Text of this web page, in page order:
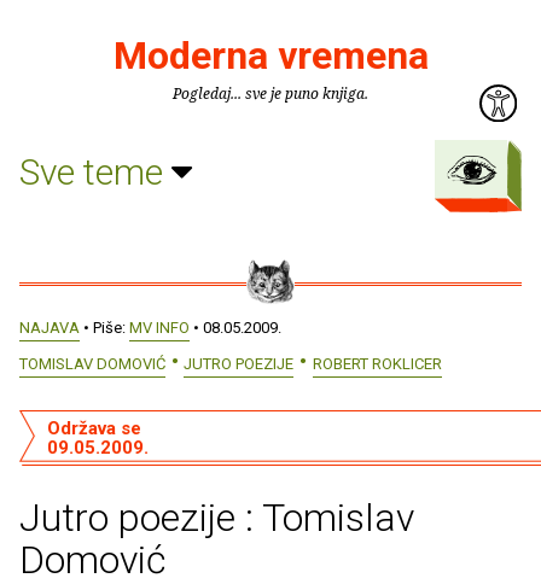
Moderna vremena
Pogledaj... sve je puno knjiga.
Sve teme
NAJAVA • Piše: MV INFO • 08.05.2009.
TOMISLAV DOMOVIĆ
JUTRO POEZIJE ROBERT ROKLICER
Jutro poezije : Tomislav
Domović
Održava se
09.05.2009.